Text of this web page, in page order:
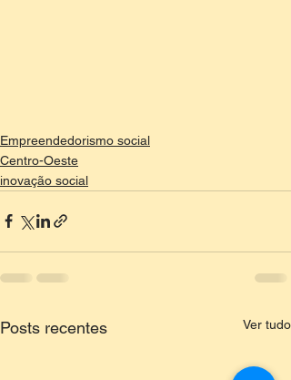
Empreendedorismo social
Centro-Oeste
inovação social
Posts recentes Ver tudo